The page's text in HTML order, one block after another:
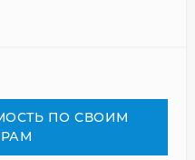
ПО СВОИМ